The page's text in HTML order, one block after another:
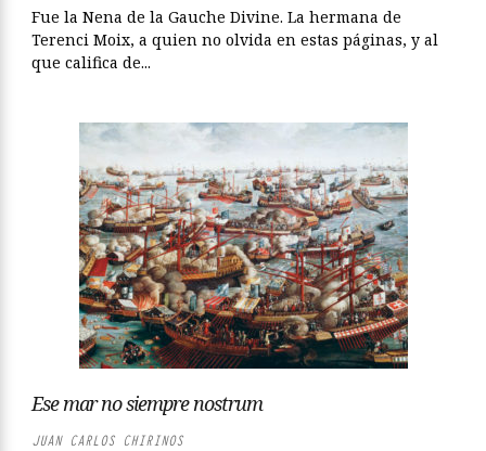
Fue la Nena de la Gauche Divine. La hermana de
Terenci Moix, a quien no olvida en estas páginas, y al
que califica de...
Ese mar no siempre nostrum
JUAN CARLOS CHIRINOS